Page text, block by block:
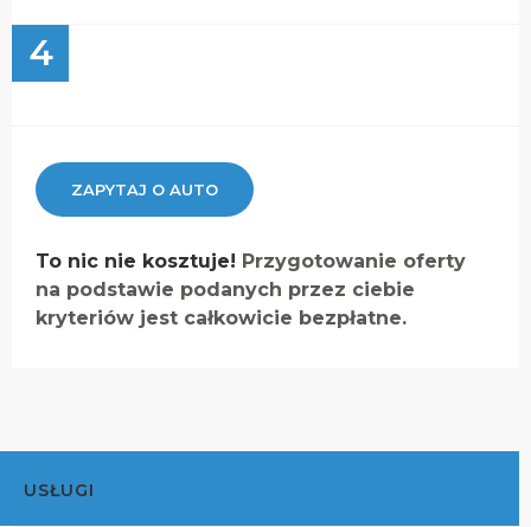
4
ZAPYTAJ O AUTO
To nic nie kosztuje! Przygotowanie oferty
na podstawie podanych przez ciebie
kryteriów jest całkowicie bezpłatne.
USŁUGI